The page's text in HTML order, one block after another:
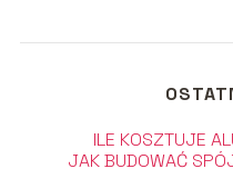
ILE KOSZTUJE
JAK BUDOWAĆ